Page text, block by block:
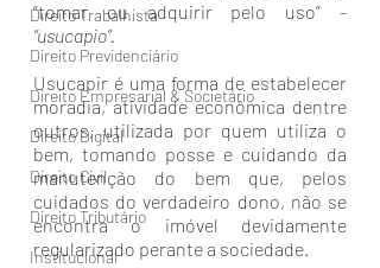
Direito Trabalhista
Direito Previdenciário
Direito Empresarial & Societário
Direito Digital
Direito Civil
Direito Tributário
Institucional
“usucapio”.
Usucapir é uma forma de estabelecer
moradia, atividade econômica dentre
outros, utilizada por quem utiliza o
bem, tomando posse e cuidando da
manutenção do bem que, pelos
cuidados do verdadeiro dono, não se
encontra o imóvel devidamente
regularizado perante a sociedade.